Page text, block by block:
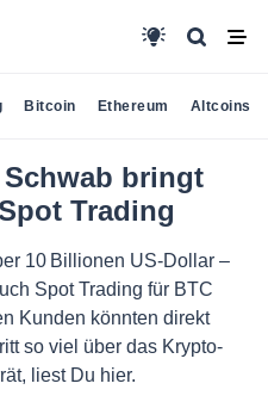
Bitcoin Ethereum Altcoins
bringt
Trading
10 Billionen US-Dollar –
Spot Trading für BTC
Kunden könnten direkt
so viel über das Krypto-
liest Du hier.